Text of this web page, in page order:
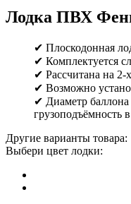
Лодка ПВХ
✔ Плоскодонная
✔ Комплектуется
✔ Рассчитана на 2-
✔ Возможно
✔ Диаметр баллона
грузоподъёмность
Другие варианты товара:
Выбери цвет лодки: